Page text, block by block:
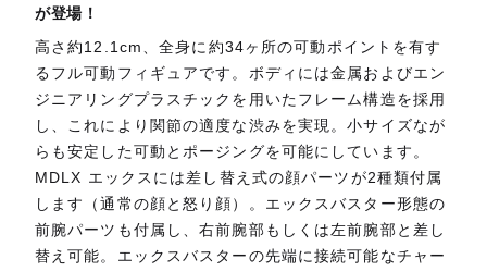
が登場！
高さ約12.1cm、全身に約34ヶ所の可動ポイントを有す
るフル可動フィギュアです。ボディには金属およびエン
ジニアリングプラスチックを用いたフレーム構造を採用
し、これにより関節の適度な渋みを実現。小サイズなが
らも安定した可動とポージングを可能にしています。
MDLX エックスには差し替え式の顔パーツが2種類付属
します（通常の顔と怒り顔）。エックスバスター形態の
前腕パーツも付属し、右前腕部もしくは左前腕部と差し
替え可能。エックスバスターの先端に接続可能なチャー